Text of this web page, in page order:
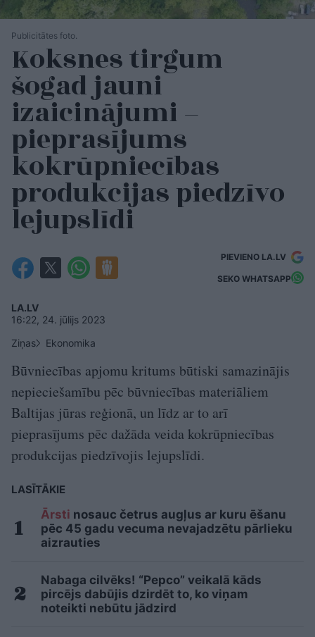
Publicitātes foto.
Koksnes tirgum
šogad jauni
izaicinājumi –
pieprasījums
kokrūpniecības
produkcijas piedzīvo
lejupslīdi
PIEVIENO LA.LV
SEKO WHATSAPP
LA.LV
16:22, 24. jūlijs 2023
Ziņas
Ekonomika
Būvniecības apjomu kritums būtiski samazinājis
nepieciešamību pēc būvniecības materiāliem
Baltijas jūras reģionā, un līdz ar to arī
pieprasījums pēc dažāda veida kokrūpniecības
produkcijas piedzīvojis lejupslīdi.
LASĪTĀKIE
Ārsti nosauc četrus augļus ar kuru ēšanu
pēc 45 gadu vecuma nevajadzētu pārlieku
aizrauties
Nabaga cilvēks! “Pepco” veikalā kāds
pircējs dabūjis dzirdēt to, ko viņam
noteikti nebūtu jādzird